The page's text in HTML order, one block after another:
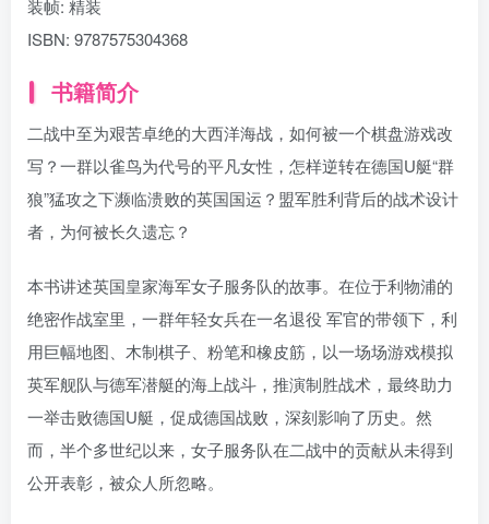
装帧: 精装
ISBN: 9787575304368
书籍简介
二战中至为艰苦卓绝的大西洋海战，如何被一个棋盘游戏改
写？一群以雀鸟为代号的平凡女性，怎样逆转在德国U艇“群
狼”猛攻之下濒临溃败的英国国运？盟军胜利背后的战术设计
者，为何被长久遗忘？
本书讲述英国皇家海军女子服务队的故事。在位于利物浦的
绝密作战室里，一群年轻女兵在一名退役 军官的带领下，利
用巨幅地图、木制棋子、粉笔和橡皮筋，以一场场游戏模拟
英军舰队与德军潜艇的海上战斗，推演制胜战术，最终助力
一举击败德国U艇，促成德国战败，深刻影响了历史。然
而，半个多世纪以来，女子服务队在二战中的贡献从未得到
公开表彰，被众人所忽略。